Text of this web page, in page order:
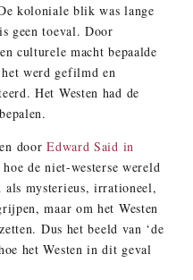
koloniale blik was lange
geen toeval. Door
culturele macht bepaalde
werd gefilmd en
Het Westen had de
doorEdward Said in
de niet-westerse wereld
als mysterieus, irrationeel,
maar om het Westen
Dus het beeld van ‘de
het Westen in dit geval